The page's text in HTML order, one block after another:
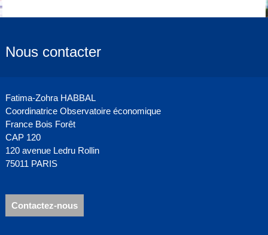
Nous contacter
Fatima-Zohra HABBAL
Coordinatrice Observatoire économique
France Bois Forêt
CAP 120
120 avenue Ledru Rollin
75011 PARIS
Contactez-nous